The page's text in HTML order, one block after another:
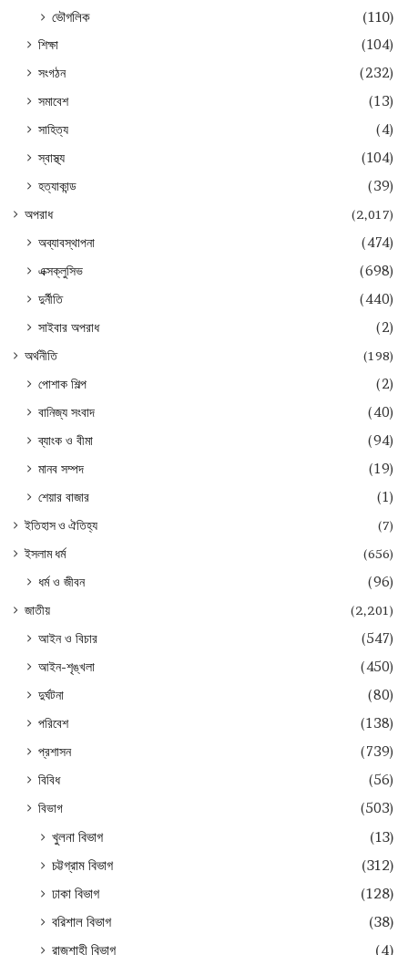
ভৌগলিক
(110)
শিক্ষা
(104)
সংগঠন
(232)
সমাবেশ
(13)
সাহিত্য
(4)
স্বাস্থ্য
(104)
হত্যাকান্ড
(39)
অপরাধ (2,017)
অব্যাবস্থাপনা
(474)
এক্সক্লুসিভ
(698)
দুর্নীতি
(440)
সাইবার অপরাধ
(2)
অর্থনীতি (198)
পোশাক শিল্প
(2)
বানিজ্য সংবাদ
(40)
ব্যাংক ও বীমা
(94)
মানব সম্পদ
(19)
শেয়ার বাজার
(1)
ইতিহাস ও ঐতিহ্য
(7)
ইসলাম ধর্ম
(656)
ধর্ম ও জীবন (96)
জাতীয় (2,201)
আইন ও বিচার
(547)
আইন-শৃঙ্খলা
(450)
দুর্ঘটনা
(80)
পরিবেশ
(138)
প্রশাসন
(739)
বিবিধ
(56)
বিভাগ
(503)
খুলনা বিভাগ
(13)
চট্টগ্রাম বিভাগ
(312)
ঢাকা বিভাগ
(128)
বরিশাল বিভাগ
(38)
রাজশাহী বিভাগ
(4)